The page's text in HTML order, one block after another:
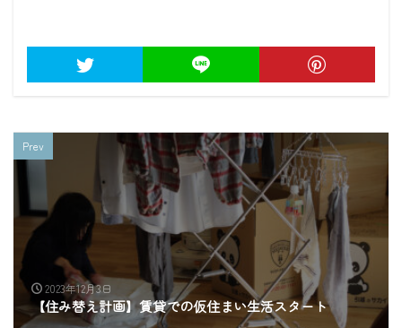
Prev
2023年12月3日
【住み替え計画】賃貸での仮住まい生活スタート